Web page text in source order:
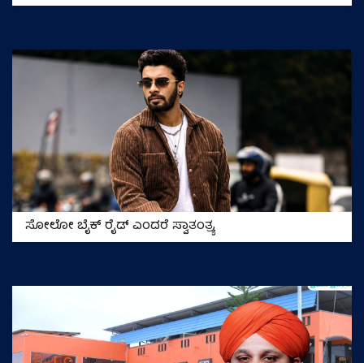
ಸೋಲೋ ಬೈಕ್‌ ರೈಡ್‌ ಎಂದರೆ ಸ್ವಾತಂತ್ರ್ಯ